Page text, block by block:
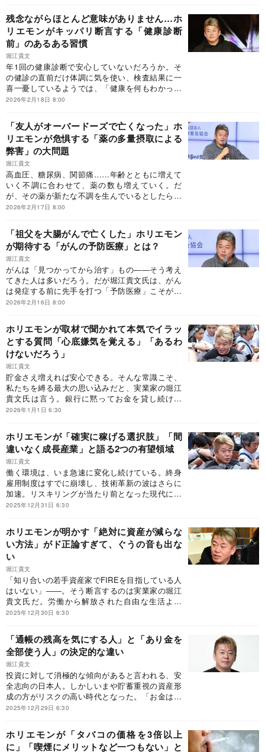
何を考えたのか。※本稿は、実業家の藤田晋、堀
江貴文『心を鍛える』（KADOKAWA）の一部を
抜粋・編集したものです。
残念ながらほとんど意味がありません…ホ
リエモンがキッパリ断言する「健康診断
前」のあるある習慣
堀江貴文
年1回の健康診断で安心していないだろうか。そ
の健診の直前だけ体調に気を使い、検査結果に一
喜一憂しているようでは、「健康を何もわかって
いない」と堀江貴文氏は喝破する。大切なのは、
う。ホリエモン流「医療費を減らすための予防医
療」とは？※本稿は、『予防医療How Much？ 病
気のリスクをお金の価値で考えてみた』（堀江貴
文/著、メディカルレビュー社）の一部を抜粋・編
集したものです。
2026年2月18日 8:00
「友人がオーバードーズで亡くなった」ホ
リエモンが危惧する「薬の多量摂取による
弊害」の大問題
堀江貴文
高血圧、糖尿病、関節痛……年齢とともに増えて
いく不調に合わせて、薬の数も増えていく。だ
が、その薬が新たな不調を生んでいるとしたらど
うだろう。「投資」の一環として予防医療を推奨
な医療リスク「ポリファーマシー」だ。専門医の
知見も踏まえて、その実態を読み解く。※本稿
は、『予防医療How Much？ 病気のリスクをお金
の価値で考えてみた』（堀江貴文/著、メディカル
レビュー社）の一部を抜粋・編集したものです。
2026年2月17日 8:00
「祖父を大腸がんで亡くした」ホリエモン
が期待する「がんの予防医療」とは？
堀江貴文
がんは「見つかってから治す」もの――そう考え
てきた人は多いだろう。だが堀江貴文氏は、がん
は発症する前に先手を打つ「予防医療」こそが合
理的だと語る。人間ドックから最先端治療の免疫
金の価値」の観点から読み解いていく。※本稿
は、『予防医療How Much？ 病気のリスクをお金
の価値で考えてみた』（堀江貴文/著、メディカル
レビュー社）の一部を抜粋・編集したものです。
2026年2月16日 8:00
ホリエモンが取材で聞かれて本気でイラッ
とする質問「心底嫌気を覚える」「あるわ
けないだろう」
堀江貴文
貯金さえ増えれば安心できる。そんな常識こそ、
私たちを縛る最大の思い込みだと、実業家の堀江
貴文氏は言う。銀行に黙ってお金を貸し続ける
「貯金信仰」、目的に縛られて行動が狭まる「目
そこから抜け出さなければ、あなたの人生はお金
に支配され続けるだろう。あり金を使いこなし、
時間と経験に投資する生き方の本質とは？※本稿
は、堀江貴文『あり金は全部使え』（マガジンハ
ウス）の一部を抜粋・編集したものです。
2026年1月1日 6:30
ホリエモンが「確実に稼げる選択肢」「間
違いなく成長産業」と語る2つの有望領域
堀江貴文
働く環境は、いま急速に変化し続けている。終身
雇用制度はすでに崩壊し、技術革新の波はさらに
加速。リスキリングが当たり前となった現代にお
いて、「これから稼げる仕事は何か」と不安や疑
江貴文氏は 「宇宙とスポーツ」こそが有望な領域
だ と語る。いったい、その背景にある理由とは何
なのか。※本稿は、堀江貴文『あり金は全部使
え』（マガジンハウス）の一部を抜粋・編集した
ものです。
2025年12月31日 6:30
ホリエモンが明かす「絶対に資産が減らな
い方法」がド正論すぎて、ぐうの音も出な
い
堀江貴文
「知り合いの若手資産家でFIREを目指している人
はいない」――。そう断言するのは実業家の堀江
貴文氏だ。労働から解放された自由な生活より
も、はるかに有意義なものがあるという。堀江氏
解説する。※本稿は、堀江貴文『あり金は全部使
え』（マガジンハウス）の一部を抜粋・編集した
ものです。
2025年12月30日 6:30
「通帳の残高を気にする人」と「あり金を
全部使う人」の決定的な違い
堀江貴文
投資に対して消極的な傾向があると言われる、安
全志向の日本人。しかしいまや貯蓄重視の資産形
成の方がリスクの高い時代となった。「お金はお
金に稼いでもらえ」と言う実業家・堀江貴文氏
『あり金は全部使え』（マガジンハウス）の一部
を抜粋・編集したものです。
2025年12月29日 6:30
ホリエモンが「タバコの価格を3倍以上
に」「喫煙にメリットなど一つもない」と